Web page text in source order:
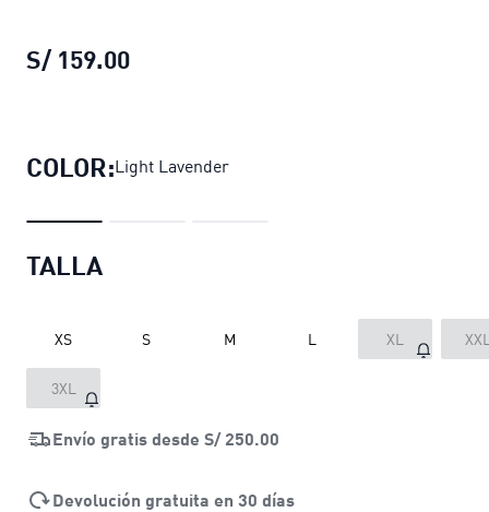
S/ 159.00
COLOR:Light Lavender
TALLA
XS S M L XL
3XL
Envío gratis desde S/ 250.00
Devolución gratuita en 30 días